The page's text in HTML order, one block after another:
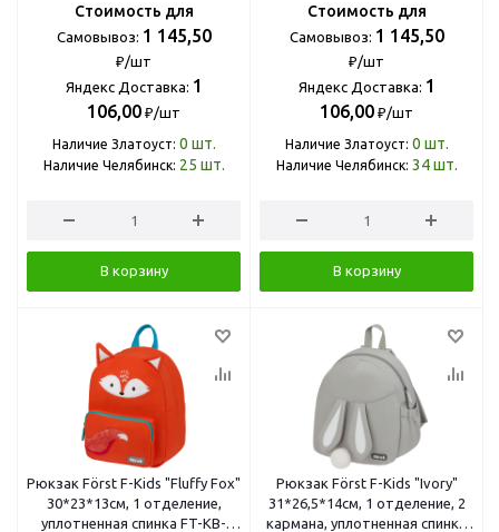
Стоимость для
Самовывоз: 1 145,50
₽/шт
Яндекс Доставка: 1
106,00 ₽/шт
Наличие Златоуст: 0 шт.
Наличие Челябинск: 25 шт.
В корзину
Стоимость для
Самовывоз: 1 145,50
₽/шт
Яндекс Доставка: 1
106,00 ₽/шт
Наличие Златоуст: 0 шт.
Наличие Челябинск: 34 шт.
В корзину
Рюкзак Först F-Kids "Fluffy Fox"
30*23*13см, 1 отделение,
уплотненная спинка FT-KB-
Рюкзак Först F-Kids "Ivory"
31*26,5*14см, 1 отделение, 2
кармана, уплотненная спинка